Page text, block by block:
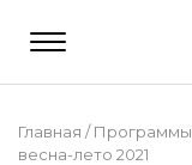
Главная /Программы
весна-лето 2021